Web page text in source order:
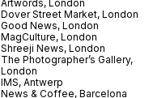
Artwords, London
Dover Street Market, London
Good News, London
MagCulture, London
Shreeji News, London
The Photographer’s Gallery,
London
IMS, Antwerp
News & Coffee, Barcelona